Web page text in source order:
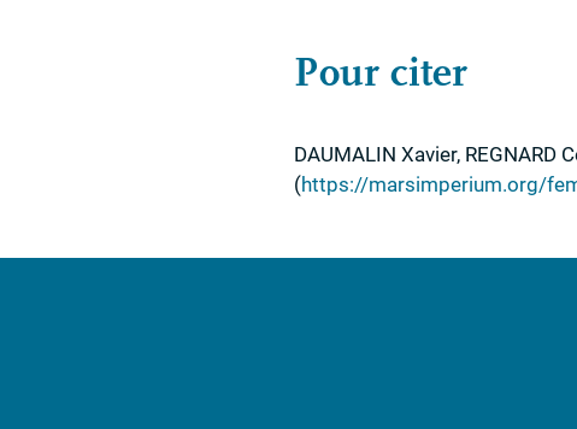
Pour citer
DAUMALIN Xavier, REGNARD
(https://marsimperium.org/